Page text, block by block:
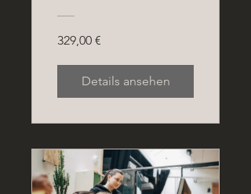
329,00 €
Details ansehen